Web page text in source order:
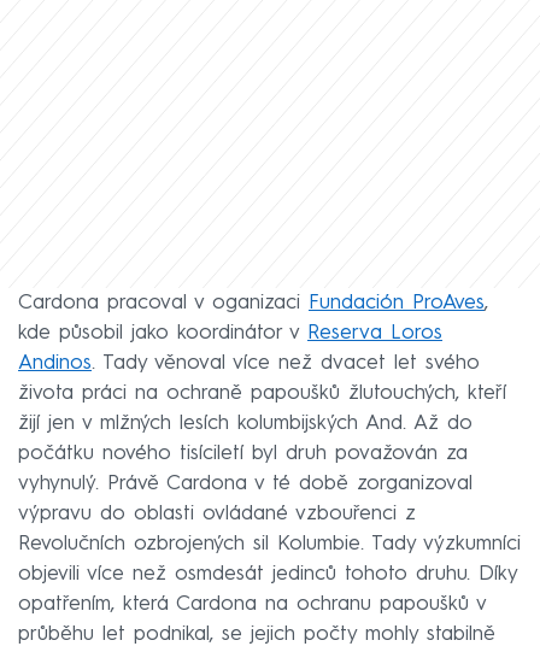
Cardona pracoval v oganizaci Fundación ProAves,
kde působil jako koordinátor v Reserva Loros
Andinos. Tady věnoval více než dvacet let svého
života práci na ochraně papoušků žlutouchých, kteří
žijí jen v mlžných lesích kolumbijských And. Až do
počátku nového tisíciletí byl druh považován za
vyhynulý. Právě Cardona v té době zorganizoval
výpravu do oblasti ovládané vzbouřenci z
Revolučních ozbrojených sil Kolumbie. Tady výzkumníci
objevili více než osmdesát jedinců tohoto druhu. Díky
opatřením, která Cardona na ochranu papoušků v
průběhu let podnikal, se jejich počty mohly stabilně